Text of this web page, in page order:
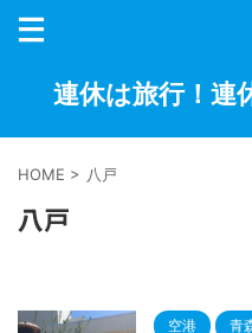
連休は旅行！連
HOME > 八戸
八戸
空港 青